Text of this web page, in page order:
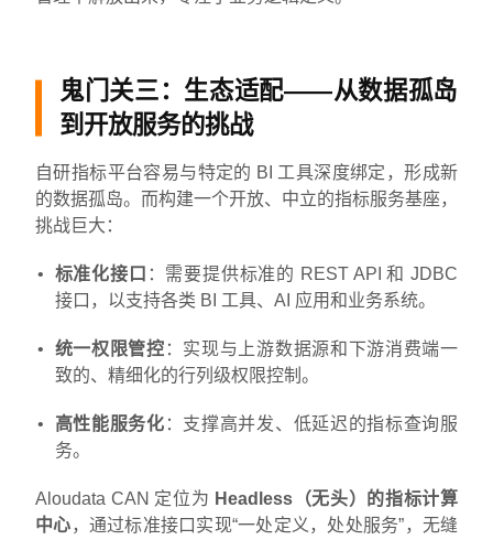
鬼门关三：生态适配——从数据孤岛
到开放服务的挑战
自研指标平台容易与特定的 BI 工具深度绑定，形成新
的数据孤岛。而构建一个开放、中立的指标服务基座，
挑战巨大：
标准化接口 ：需要提供标准的 REST API 和 JDBC
接口，以支持各类 BI 工具、AI 应用和业务系统。
统一权限管控 ：实现与上游数据源和下游消费端一
致的、精细化的行列级权限控制。
高性能服务化 ：支撑高并发、低延迟的指标查询服
务。
Aloudata CAN 定位为 Headless（无头）的指标计算
中心，通过标准接口实现“一处定义，处处服务”，无缝